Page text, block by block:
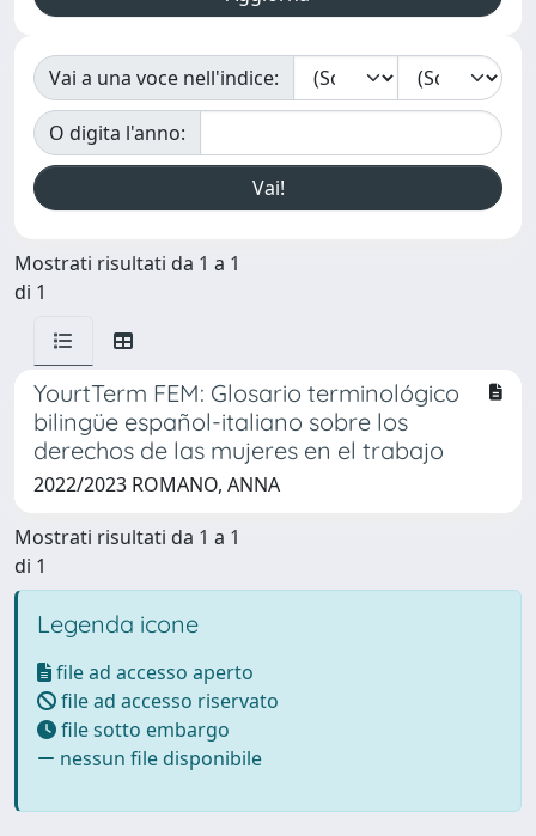
Vai a una voce nell'indice:
O digita l'anno:
Mostrati risultati da 1 a 1
di 1
YourtTerm FEM: Glosario terminológico
bilingüe español-italiano sobre los
derechos de las mujeres en el trabajo
2022/2023 ROMANO, ANNA
Mostrati risultati da 1 a 1
di 1
Legenda icone
file ad accesso aperto
file ad accesso riservato
file sotto embargo
nessun file disponibile